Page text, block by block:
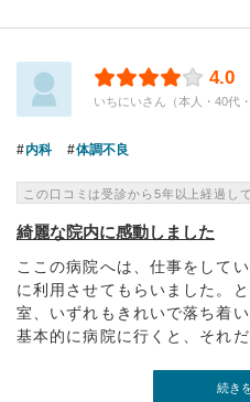
4.0
いちにいさん（本人・40代
内科 体調不良
この口コミは受診から5年以上経過し
綺麗な院内に感動しました
ここの病院へは、仕事をして
に利用させてもらいました。
室、いずれもきれいで落ち着
基本的に病院に行くと、それ
続き